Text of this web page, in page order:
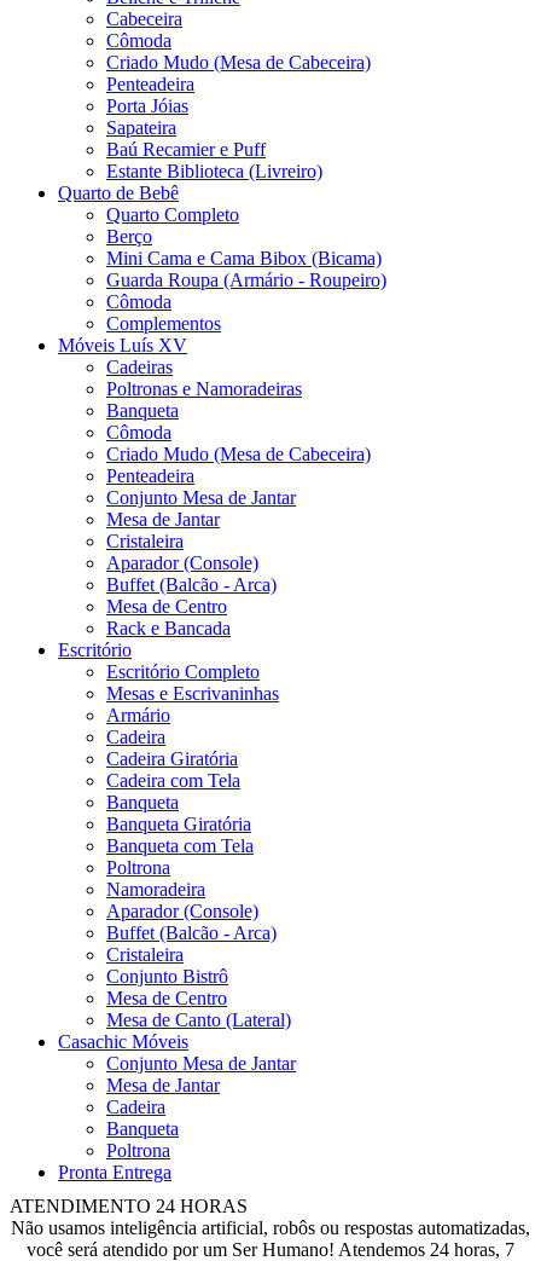
Cabeceira
Cômoda
Criado Mudo (Mesa de Cabeceira)
Penteadeira
Porta Jóias
Sapateira
Baú Recamier e Puff
Estante Biblioteca (Livreiro)
Quarto de Bebê
Quarto Completo
Berço
Mini Cama e Cama Bibox (Bicama)
Guarda Roupa (Armário - Roupeiro)
Cômoda
Complementos
Móveis Luís XV
Cadeiras
Poltronas e Namoradeiras
Banqueta
Cômoda
Criado Mudo (Mesa de Cabeceira)
Penteadeira
Conjunto Mesa de Jantar
Mesa de Jantar
Cristaleira
Aparador (Console)
Buffet (Balcão - Arca)
Mesa de Centro
Rack e Bancada
Escritório
Escritório Completo
Mesas e Escrivaninhas
Armário
Cadeira
Cadeira Giratória
Cadeira com Tela
Banqueta
Banqueta Giratória
Banqueta com Tela
Poltrona
Namoradeira
Aparador (Console)
Buffet (Balcão - Arca)
Cristaleira
Conjunto Bistrô
Mesa de Centro
Mesa de Canto (Lateral)
Casachic Móveis
Conjunto Mesa de Jantar
Mesa de Jantar
Cadeira
Banqueta
Poltrona
Pronta Entrega
ATENDIMENTO 24 HORAS
Não usamos inteligência artificial, robôs ou respostas automatizadas,
você será atendido por um Ser Humano! Atendemos 24 horas, 7